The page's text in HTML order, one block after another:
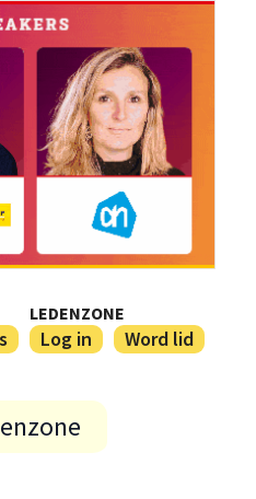
LEDENZONE
Log in Word lid